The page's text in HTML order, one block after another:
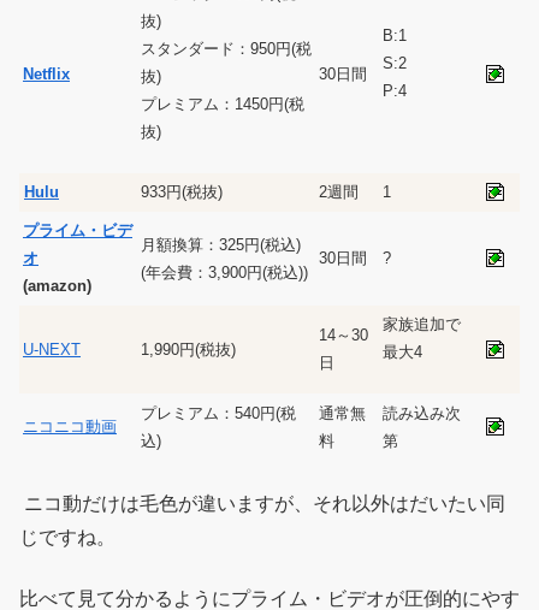
Netflix
抜)
スタンダード：950円(税
抜)
プレミアム：1450円(税
抜)
30日間
B:1
S:2
P:4
Hulu 933円(税抜) 2週間 1
プライム・ビデ
オ
(amazon)
月額換算：325円(税込)
(年会費：3,900円(税込))
30日間 ?
U-NEXT 1,990円(税抜)
14～30
日
家族追加で
最大4
ニコニコ動画
プレミアム：540円(税
込)
通常無
料
読み込み次
第
ニコ動だけは毛色が違いますが、それ以外はだいたい同
じですね。
比べて見て分かるようにプライム・ビデオが圧倒的にやす